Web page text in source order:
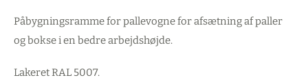
Påbygningsramme for pallevogne for afsætning af paller
og bokse i en bedre arbejdshøjde.
Lakeret RAL 5007.